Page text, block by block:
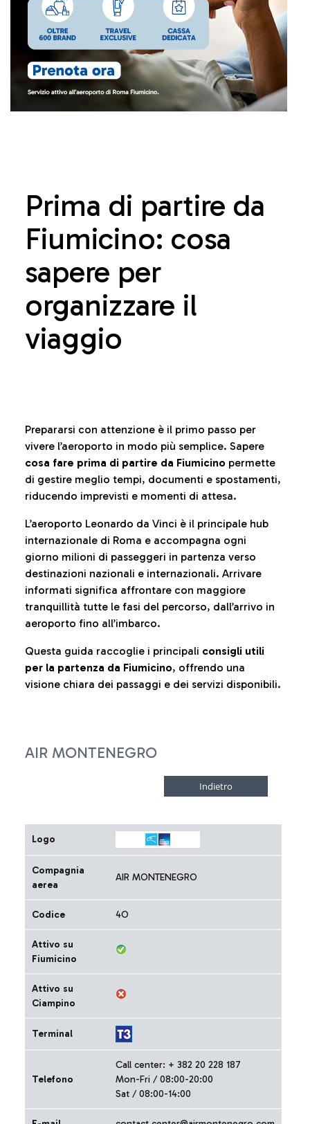
Prima di partire da
Fiumicino: cosa
sapere per
organizzare il
viaggio
Prepararsi con attenzione è il primo passo per
vivere l’aeroporto in modo più semplice. Sapere
cosa fare prima di partire da Fiumicino permette
di gestire meglio tempi, documenti e spostamenti,
riducendo imprevisti e momenti di attesa.
L’aeroporto Leonardo da Vinci è il principale hub
internazionale di Roma e accompagna ogni
giorno milioni di passeggeri in partenza verso
destinazioni nazionali e internazionali. Arrivare
informati significa affrontare con maggiore
tranquillità tutte le fasi del percorso, dall’arrivo in
aeroporto fino all’imbarco.
Questa guida raccoglie i principali consigli utili
per la partenza da Fiumicino, offrendo una
visione chiara dei passaggi e dei servizi disponibili.
AIR MONTENEGRO
Logo
Compagnia
aerea
AIR MONTENEGRO
Codice 4O
Attivo su
Fiumicino
Attivo su
Ciampino
Terminal
Telefono
Call center: + 382 20 228 187
Mon-Fri / 08:00-20:00
Sat / 08:00-14:00